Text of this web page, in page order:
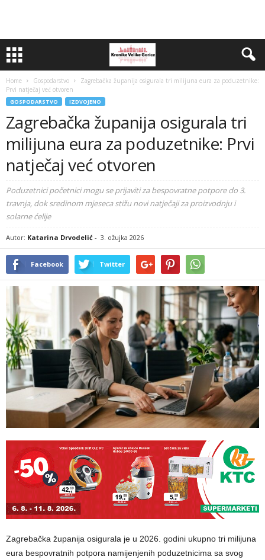
Home Gospodarstvo
Zagrebačka županija osigurala tri milijuna eura za poduzetnike:
Prvi natječaj već otvoren
GOSPODARSTVO IZDVOJENO
Zagrebačka županija osigurala tri
milijuna eura za poduzetnike: Prvi
natječaj već otvoren
Poduzetnici početnici mogu se prijaviti za bespovratne potpore do 3.
travnja, dok sredinom mjeseca stižu novi natječaji za proizvodnju i
solarne ćelije
Autor: Katarina Drvodelić - 3. ožujka 2026
Facebook Twitter
Zagrebačka županija osigurala je u 2026. godini ukupno tri milijuna
eura bespovratnih potpora namijenjenih poduzetnicima sa svog